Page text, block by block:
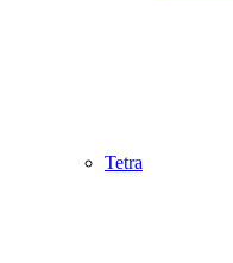
Tetra